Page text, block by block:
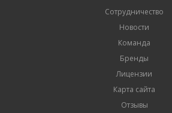
Сотрудничество
Новости
Команда
Бренды
Лицензии
Карта сайта
Отзывы